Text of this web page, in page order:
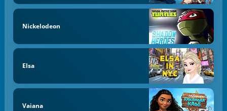
Nickelodeon
Elsa
Vaiana